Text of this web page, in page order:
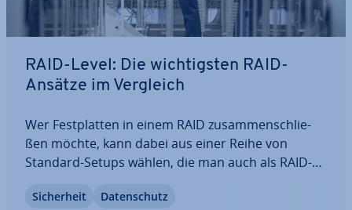
RAID-Level: Die wich­tigs­ten RAID-
Ansätze im Vergleich
Wer Fest­plat­ten in einem RAID zu­sam­men­schlie­
ßen möchte, kann dabei aus einer Reihe von
Standard-Setups wählen, die man auch als RAID-
tio­nen be­schrei­ben die Anordnung der einzelnen
Si­cher­heit Da­ten­schutz